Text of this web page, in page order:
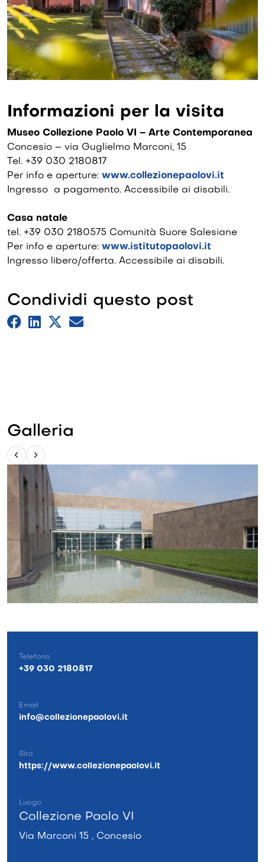
Informazioni per la visita
Museo Collezione Paolo VI – Arte Contemporanea
Concesio – via Guglielmo Marconi, 15
Tel. +39 030 2180817
Per info e aperture: www.collezionepaolovi.it
Ingresso a pagamento. Accessibile ai disabili.
Casa natale
tel. +39 030 2180575 Comunità Suore Salesiane
Per info e aperture: www.istitutopaolovi.it
Ingresso libero/offerta. Accessibile ai disabili.
Condividi questo post
Galleria
Telefono
+39 030 2180817
Email
info@collezionepaolovi.it
Sito
https://www.collezionepaolovi.it
Luogo
Collezione Paolo VI
Via Marconi 15 , Concesio